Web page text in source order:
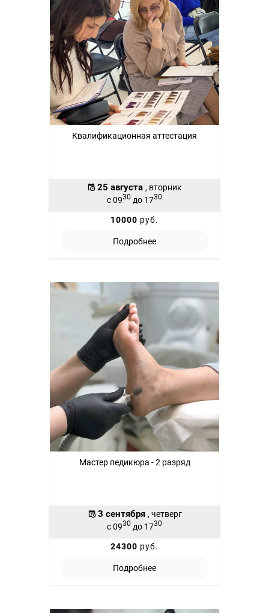
Квалификационная аттестация
25 августа , вторник
с 0930 до 1730
10000 руб.
Подробнее
Мастер педикюра - 2 разряд
3 сентября , четверг
с 0930 до 1730
24300 руб.
Подробнее